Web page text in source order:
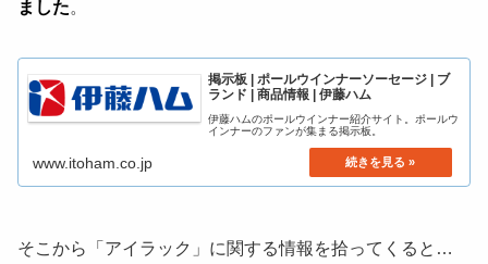
ました。
掲示板 | ポールウインナーソーセージ | ブ
ランド | 商品情報 | 伊藤ハム
伊藤ハムのポールウインナー紹介サイト。ポールウ
インナーのファンが集まる掲示板。
www.itoham.co.jp
そこから「アイラック」に関する情報を拾ってくると…